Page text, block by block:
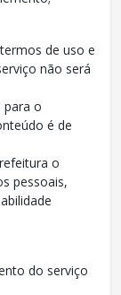
de uso e
não será
para o
é de
o
pessoais,
do serviço